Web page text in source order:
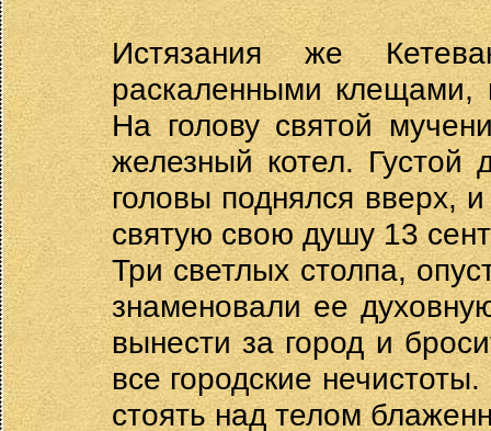
Истязания же
раскаленными клещами,
На голову святой
железный котел. Густой
головы поднялся вверх,
святую свою душу 13
Три светлых столпа,
знаменовали ее
вынести за город и
все городские
стоять над телом